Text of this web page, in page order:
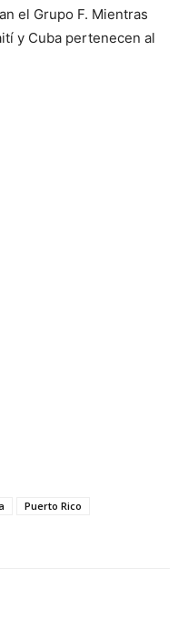
el Grupo F. Mientras
y Cuba pertenecen al
Puerto Rico